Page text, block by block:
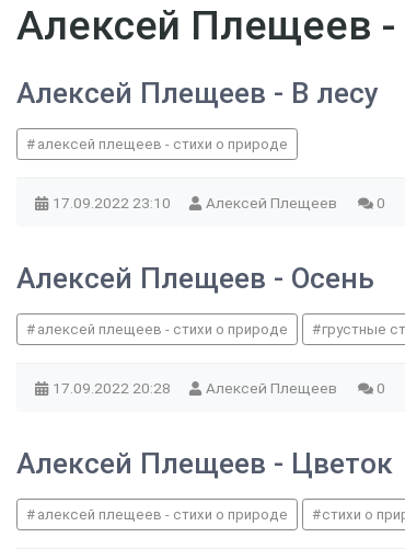
Алексей Плещеев -
Алексей Плещеев - В лесу
алексей плещеев - стихи о природе
17.09.2022 23:10 Алексей Плещеев 0
Алексей Плещеев - Осень
алексей плещеев - стихи о природе грустные
17.09.2022 20:28 Алексей Плещеев 0
Алексей Плещеев - Цветок
алексей плещеев - стихи о природе стихи о